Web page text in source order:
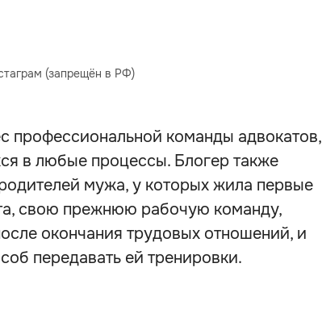
(запрещён в РФ)
профессиональной команды адвокатов,
в любые процессы. Блогер также
мужа, у которых жила первые
свою прежнюю рабочую команду,
окончания трудовых отношений, и
передавать ей тренировки.